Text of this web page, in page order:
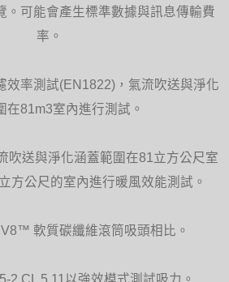
。可能會產生標準數據與訊息傳輸費
率。
效率測試(EN1822)，氣流吹送與淨化
在81m3室內進行測試。
吹送與淨化涵蓋範圍在81立方公尺室
方公尺的室內進行暖風效能測試。
軟質碳纖維滾筒吸頭相比。
2 CL 5.11以強效模式測試吸力。